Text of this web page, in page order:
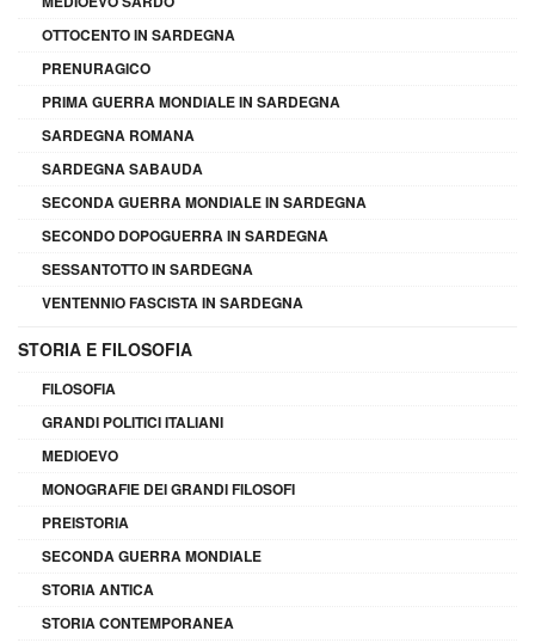
OTTOCENTO IN SARDEGNA
PRENURAGICO
PRIMA GUERRA MONDIALE IN SARDEGNA
SARDEGNA ROMANA
SARDEGNA SABAUDA
SECONDA GUERRA MONDIALE IN SARDEGNA
SECONDO DOPOGUERRA IN SARDEGNA
SESSANTOTTO IN SARDEGNA
VENTENNIO FASCISTA IN SARDEGNA
STORIA E FILOSOFIA
FILOSOFIA
GRANDI POLITICI ITALIANI
MEDIOEVO
MONOGRAFIE DEI GRANDI FILOSOFI
PREISTORIA
SECONDA GUERRA MONDIALE
STORIA ANTICA
STORIA CONTEMPORANEA